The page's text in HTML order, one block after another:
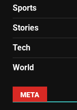
Sports
Stories
Tech
World
META